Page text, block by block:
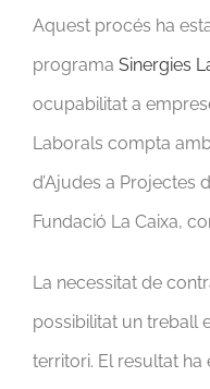
Aquest procés ha
programa Sinergies
ocupabilitat a
Laborals compta
d’Ajudes a Projectes
Fundació La Caixa,
La necessitat de
possibilitat un treball
territori. El resultat ha